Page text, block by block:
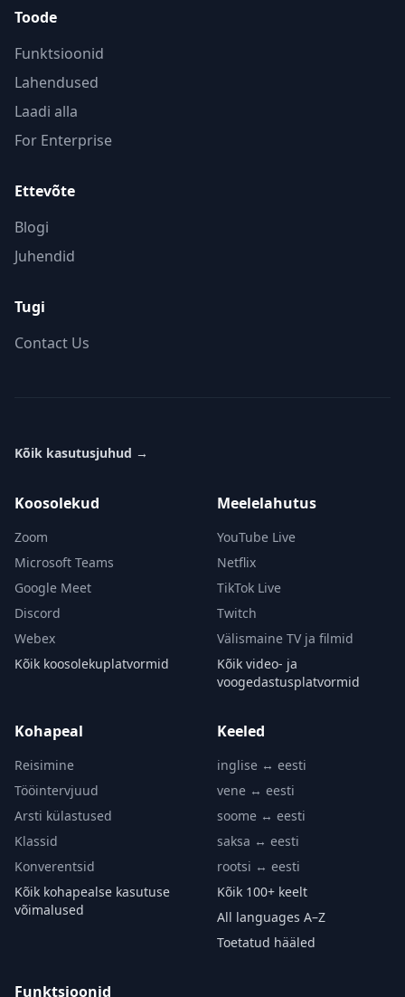
Toode
Funktsioonid
Lahendused
Laadi alla
For Enterprise
Ettevõte
Blogi
Juhendid
Tugi
Contact Us
Kõik kasutusjuhud →
Koosolekud
Zoom
Microsoft Teams
Google Meet
Discord
Webex
Kõik koosolekuplatvormid
Meelelahutus
YouTube Live
Netflix
TikTok Live
Twitch
Välismaine TV ja filmid
Kõik video- ja
voogedastusplatvormid
Kohapeal
Reisimine
Tööintervjuud
Arsti külastused
Klassid
Konverentsid
Kõik kohapealse kasutuse
võimalused
Keeled
inglise ↔ eesti
vene ↔ eesti
soome ↔ eesti
saksa ↔ eesti
rootsi ↔ eesti
Kõik 100+ keelt
All languages A–Z
Toetatud hääled
Funktsioonid